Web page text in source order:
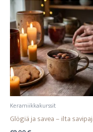
Keramiikkakurssit
Glögiä ja savea – ilta